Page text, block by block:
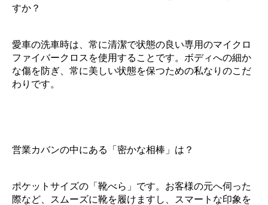
すか？
愛車の洗車時は、常に清潔で状態の良い専用のマイクロ
ファイバークロスを使用することです。ボディへの細か
な傷を防ぎ、常に美しい状態を保つための私なりのこだ
わりです。
営業カバンの中にある「密かな相棒」は？
ポケットサイズの「靴べら」です。お客様の元へ伺った
際など、スムーズに靴を履けますし、スマートな印象を